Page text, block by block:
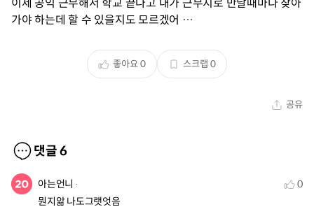
이제 공익 근무해서 학교 끝나고 내가 근무지로 만날때마다 찾아
가야 하는데 할 수 있을지도 모르겠어 …
좋아요0 스크랩 0
공유
댓글6
아는언니
0
뭔지앎 나도그랫엇음